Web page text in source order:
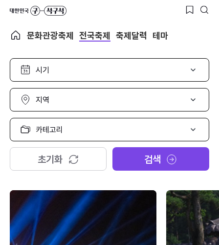
문화관광축제 전국축제 축제달력 테마
시
선
택
지
선
택
카
고
리
택
초기화 검색